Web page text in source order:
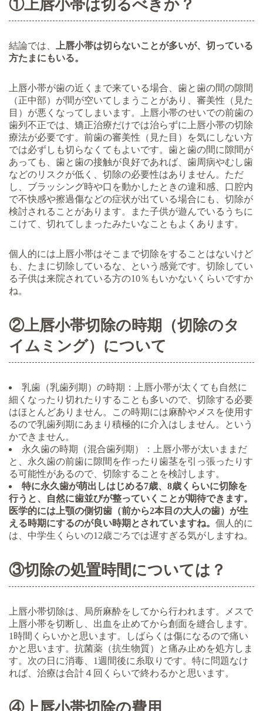
①上唇小帯は切るべきか？
結論では、
上唇小帯は切らないことが多いが、切っている
方たまにもいる。
上唇小帯が歯の近くまで来ている場合、歯と歯の間の隙間
（正中部）が間が空いてしまうことがあり、審美性（見た
目）が悪くなってしまいます。上唇小帯のせいでの前歯の
歯列不正では、矯正治療だけでは治らずに上唇小帯の切除
療法が必要です。前歯の審美性（見た目）を気にしない方
では必ずしも切らなくてもよいです。歯と歯の間に隙間が
あっても、歯と歯の接触が良好であれば、歯周病やむし歯
などのリスクが低く、切除の必要性はありません。ただ
し、ブラッシング時や口を動かしたときの違和感、口腔内
で不快感や擦過傷などの症状が出ている場合にも、切除が
検討されることがあります。また子供が遊んでいるうちに
こけて、切れてしまったみたいなこともよくあります。
個人的には上唇小帯はそこまで切除をすることはないけど
も、たまに切除しているな、という感覚です。切除してい
る子供は来院されている方の10％もいかないくらいですか
ね。
②上唇小帯切除の時期（切除のタ
イムミング）について
乳歯（乳歯列期）の時期：上唇小帯が太くても自然に
細くなったり切れたりすることも多いので、切除する必要
はほとんどありません。この時期には麻酔やメスを使用す
るので乳歯列期にあまり積極的に介入はしません。という
かできません。
永久歯の時期（混合歯列期）：上唇小帯が太いままだ
と、永久歯の前歯に隙間を作ったり歯茎を引っ張ったりす
る可能性があるので、切除することを検討します。
特に永久歯が萌出しはじめる7歳、8歳くらいに切除を
行うと、自然に歯並びが整っていくことが期待できます。
医学的には上顎の側切歯（前から2本目の大人の歯）が生
える時期にするのが良い時期とされていますね。 個人的に
は、中学生くらいの12歳ごろでは遅すぎる気がしますね。
③切除の処置時間については？
上唇小帯切除は、局所麻酔をしてから行われます。メスで
上唇小帯を切断し、出血を止めてから創面を縫合します。
1時間くらいかと思います。しばらくは傷になるので痛い
かと思います。抗菌薬（抗生物質）と痛み止めを処方しま
す。次の日に消毒、1週間後に糸取りです。特に問題なけ
れば、治療は合計４回くらいで終わるかと思います。